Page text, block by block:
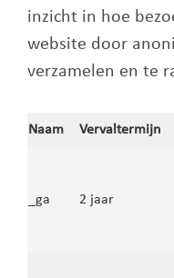
inzicht in hoe
website door
verzamelen en te
Naam Vervaltermijn
_ga 2 jaar